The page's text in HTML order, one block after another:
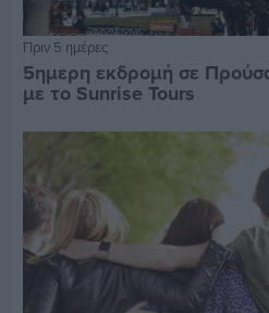
Πριν 5 ημέρες
5ημερη εκδρομή σε
με το Sunrise Tours